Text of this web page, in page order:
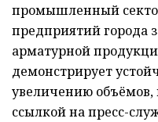
промышленный
предприятий города
арматурной
демонстрирует
увеличению объёмов,
ссылкой на пресс-